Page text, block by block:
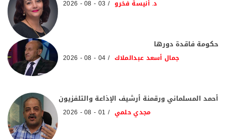
د. أنيسة فخرو 03 - 08 - 2026
حكومة فاقدة دورها
جمال أسعد عبدالملاك 04 - 08 - 2026
أحمد المسلماني ورقمنة أرشيف الإذاعة والتلفزيون
مجدي حلمي 01 - 08 - 2026